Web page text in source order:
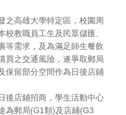
之高雄大學特定區，校園周
教職員工生及民眾儲匯、
等需求，及為滿足師生餐飲
買之交通風險，遂爭取郵局
保留部分空間作為日後店鋪
後店鋪招商，學生活動中心
為郵局(G1類)及店鋪(G3